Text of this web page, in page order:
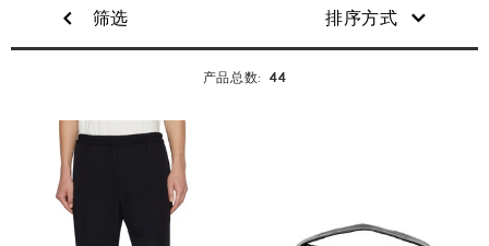
筛选 排序方式
产品总数: 44